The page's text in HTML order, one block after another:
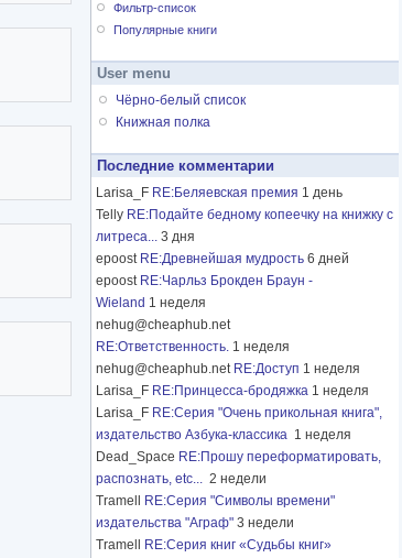
Фильтр-список
Популярные книги
User menu
Чёрно-белый список
Книжная полка
Последние комментарии
Larisa_F RE:Беляевская премия 1 день
Telly RE:Подайте бедному копеечку на книжку с
литреса... 3 дня
epoost RE:Древнейшая мудрость 6 дней
epoost RE:Чарльз Брокден Браун -
Wieland 1 неделя
nehug@cheaphub.net
RE:Ответственность. 1 неделя
nehug@cheaphub.net RE:Доступ 1 неделя
Larisa_F RE:Принцесса-бродяжка 1 неделя
Larisa_F RE:Серия "Очень прикольная книга",
издательство Азбука-классика 1 неделя
Dead_Space RE:Прошу переформатировать,
распознать, etc... 2 недели
Tramell
RE:Серия "Символы времени"
издательства "Аграф" 3 недели
Tramell
RE:Серия книг «Судьбы книг»